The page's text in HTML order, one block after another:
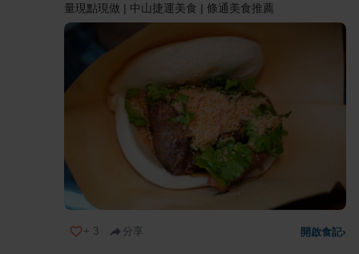
量現點現做 | 中山捷運美食 | 條通美食推薦
+ 3 分享 開啟食記›